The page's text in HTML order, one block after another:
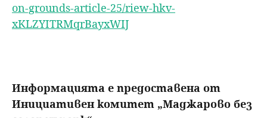
on-grounds-article-25/riew-hkv-
xKLZYITRMqrBayxWIJ
Информацията е предоставена от
Инициативен комитет „Маджарово без